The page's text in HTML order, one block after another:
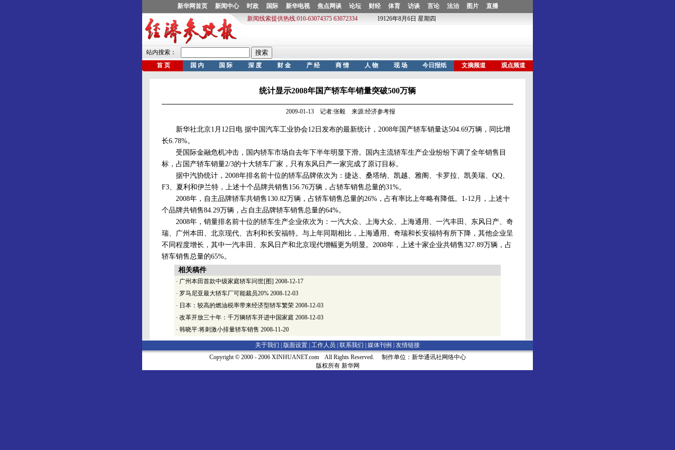
统计显示2008年国产轿车年销量突破500万辆
2009-01-13 记者:张毅 来源:经济参考报
新华社北京1月12日电 据中国汽车工业协会12日发布的最新统计，2008年国产轿车销量达504.69万辆，同比增
长6.78%。
受国际金融危机冲击，国内轿车市场自去年下半年明显下滑。国内主流轿车生产企业纷纷下调了全年销售目
标，占国产轿车销量2/3的十大轿车厂家，只有东风日产一家完成了原订目标。
据中汽协统计，2008年排名前十位的轿车品牌依次为：捷达、桑塔纳、凯越、雅阁、卡罗拉、凯美瑞、QQ、
F3、夏利和伊兰特，上述十个品牌共销售156.76万辆，占轿车销售总量的31%。
2008年，自主品牌轿车共销售130.82万辆，占轿车销售总量的26%，占有率比上年略有降低。1-12月，上述十
个品牌共销售84.29万辆，占自主品牌轿车销售总量的64%。
2008年，销量排名前十位的轿车生产企业依次为：一汽大众、上海大众、上海通用、一汽丰田、东风日产、奇
瑞、广州本田、北京现代、吉利和长安福特。与上年同期相比，上海通用、奇瑞和长安福特有所下降，其他企业呈
不同程度增长，其中一汽丰田、东风日产和北京现代增幅更为明显。2008年，上述十家企业共销售327.89万辆，占
轿车销售总量的65%。
相关稿件
· 广州本田首款中级家庭轿车问世[图] 2008-12-17
· 罗马尼亚最大轿车厂可能裁员20% 2008-12-03
· 日本：较高的燃油税率带来经济型轿车繁荣 2008-12-03
· 改革开放三十年：千万辆轿车开进中国家庭 2008-12-03
· 韩晓平:将刺激小排量轿车销售 2008-11-20
关于我们 | 版面设置 工作人员 联系我们 媒体刊例
友情链接
Copyright © 2000 - 2006 XINHUANET.com All Rights Reserved. 制作单位：新华通讯社网络中心
版权所有 新华网